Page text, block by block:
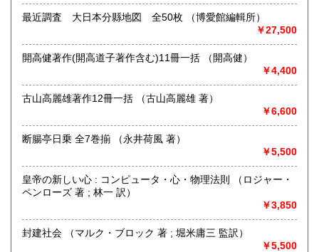
沿線名：地下鉄南北線
営業時間：12:00～18:00
定休日：日曜・月曜・祝日
書籍の買取について
取り扱い分野
https://www.konando-kosho.com
最近調査 大日本分縣地図 全50枚 （博愛館編輯所）
￥27,500
開高健著作(開高道子著作含む)11冊一括 （開高健）
￥4,400
古山高麗雄著作12冊一括 （古山高麗雄 著）
￥6,600
断腸亭日乗 全7巻揃 （永井荷風 著）
￥5,500
皇帝の新しい心 : コンピュータ・心・物理法則 （ロジャー・
ペンローズ 著 ; 林一 訳）
￥3,850
封建社会 （マルク・ブロック 著 ; 堀米庸三 監訳）
￥5,500